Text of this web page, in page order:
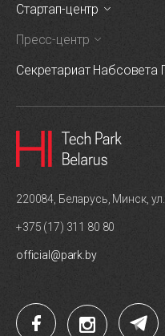
Стартап-центр
Пресс-центр
Секретариат Набсовета
220084, Беларусь, Минск,
+375 (17) 311 80 80
official@park.by